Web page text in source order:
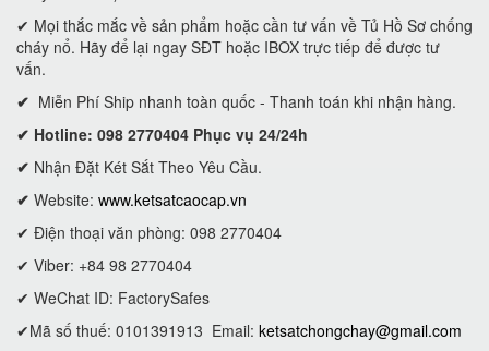
✔ Mọi thắc mắc về sản phẩm hoặc cần tư vấn về Tủ Hồ Sơ chống
cháy nổ. Hãy để lại ngay SĐT hoặc IBOX trực tiếp để được tư
vấn.
✔ Miễn Phí Ship nhanh toàn quốc - Thanh toán khi nhận hàng.
✔ Hotline: 098 2770404 Phục vụ 24/24h
✔ Nhận Đặt Két Sắt Theo Yêu Cầu.
✔ Website: www.ketsatcaocap.vn
✔ Điện thoại văn phòng: 098 2770404
✔ Viber: +84 98 2770404
✔ WeChat ID: FactorySafes
✔Mã số thuế: 0101391913 Email: ketsatchongchay@gmail.com